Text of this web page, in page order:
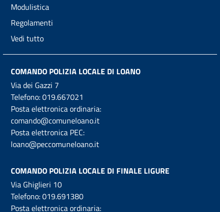
Modulistica
Regolamenti
Vedi tutto
COMANDO POLIZIA LOCALE DI LOANO
Via dei Gazzi 7
Telefono:019.667021
Posta elettronica ordinaria:
comando@comuneloano.it
Posta elettronica PEC:
loano@peccomuneloano.it
COMANDO POLIZIA LOCALE DI FINALE LIGURE
Via Ghiglieri 10
Telefono:019.691380
Posta elettronica ordinaria: